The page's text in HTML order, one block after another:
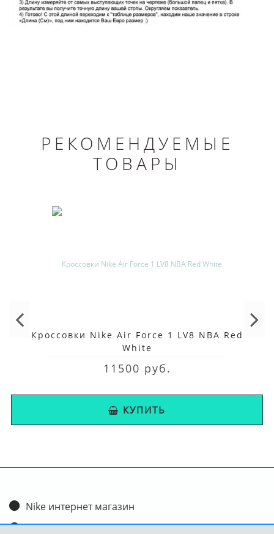
РЕКОМЕНДУЕМЫЕ
ТОВАРЫ
Кроссовки Nike Air Force 1 LV8 NBA Red
White
11500 руб.
КУПИТЬ
Nike интернет магазин
Доставка и оплата